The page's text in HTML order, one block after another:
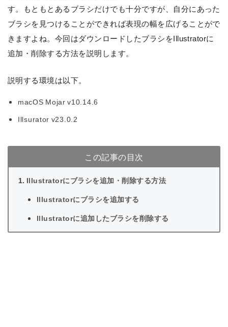
す。もともとあるブラシだけでも十分ですが、自分にあった
ブラシを見つけることができれば表現の幅を広げることがで
きますよね。今回はダウンロードしたブラシをIllustratorに
追加・削除する方法を説明します。
説明する環境は以下。
macOS Mojar v10.14.6
Illsurator v23.0.2
この記事の目次
Illustratorにブラシを追加・削除する方法
Illustratorにブラシを追加する
Illustratorに追加したブラシを削除する